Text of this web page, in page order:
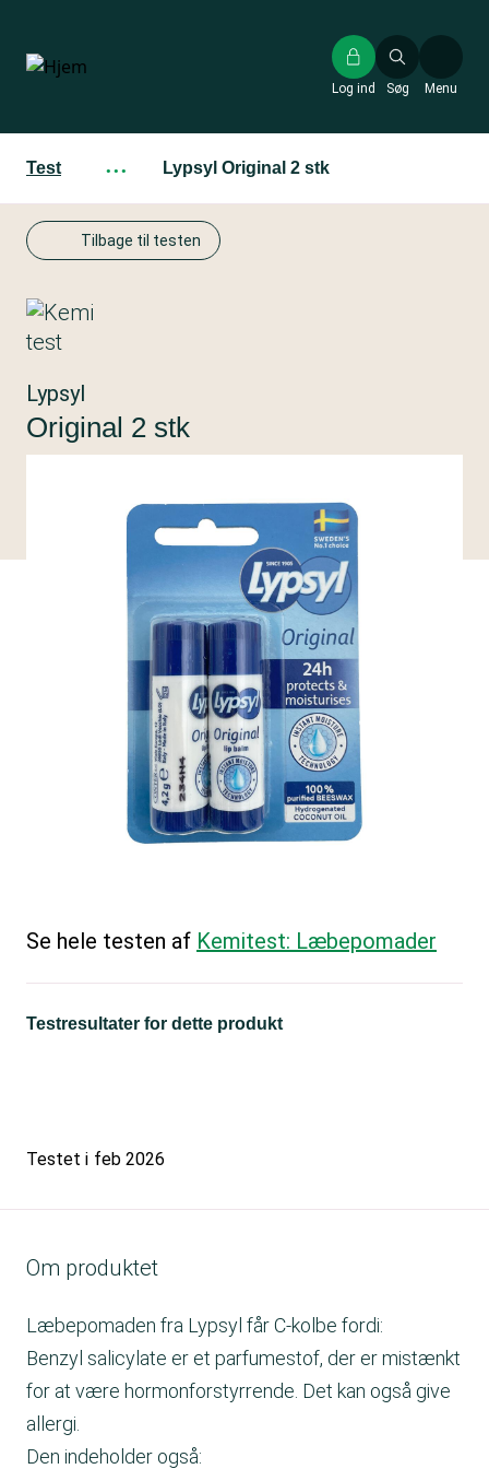
hovedindhold
Søg
Log ind Menu
Test ··· Lypsyl Original 2 stk
Tilbage til testen
Lypsyl
Original 2 stk
Se hele testen af Kemitest: Læbepomader
Testresultater for dette produkt
Testet i feb 2026
Om produktet
Læbepomaden fra Lypsyl får C-kolbe fordi:
Benzyl salicylate er et parfumestof, der er mistænkt
for at være hormonforstyrrende. Det kan også give
allergi.
Den indeholder også: